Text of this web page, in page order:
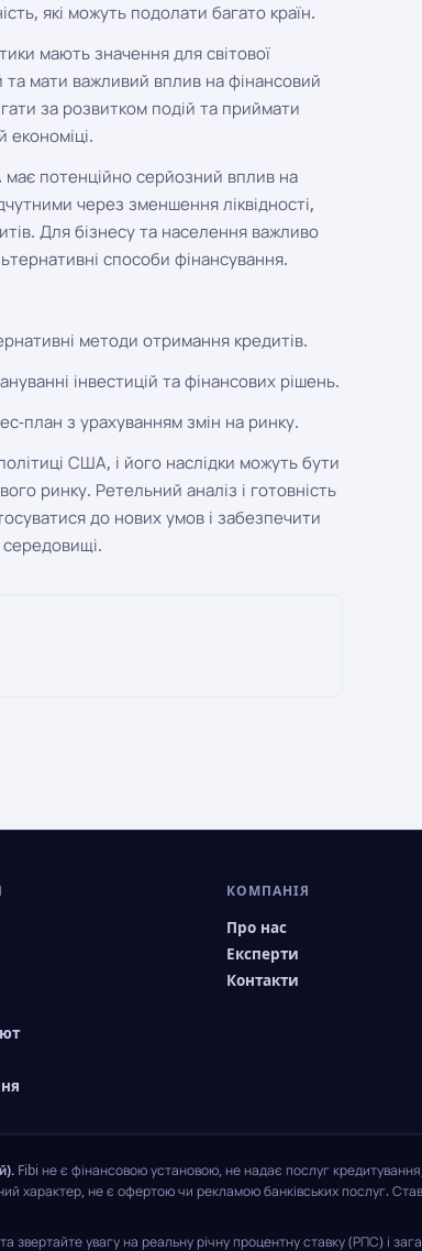
які можуть подолати багато країн.
мають значення для світової
мати важливий вплив на фінансовий
за розвитком подій та приймати
економіці.
потенційно серйозний вплив на
через зменшення ліквідності,
Для бізнесу та населення важливо
способи фінансування.
методи отримання кредитів.
інвестицій та фінансових рішень.
план з урахуванням змін на ринку.
США, і його наслідки можуть бути
ринку. Ретельний аналіз і готовність
до нових умов і забезпечити
КОМПАНІЯ
Про нас
Експерти
Контакти
Fibi не є фінансовою установою, не надає послуг
характер, не є офертою чи рекламою банківських послуг.
увагу на реальну річну процентну ставку (РПС) і